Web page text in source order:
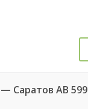
Саратов АВ 599